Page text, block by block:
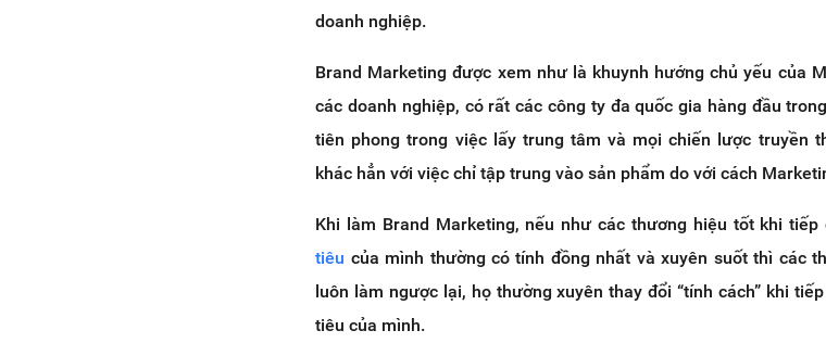
doanh nghiệp.
Brand Marketing được xem như là khuynh hướng chủ yếu của
các doanh nghiệp, có rất các công ty đa quốc gia hàng đầu
tiên phong trong việc lấy trung tâm và mọi chiến lược truyền
khác hẳn với việc chỉ tập trung vào sản phẩm do với cách
Khi làm Brand Marketing, nếu như các thương hiệu tốt khi tiếp
tiêu của mình thường có tính đồng nhất và xuyên suốt thì các
luôn làm ngược lại, họ thường xuyên thay đổi “tính cách” khi
tiêu của mình.